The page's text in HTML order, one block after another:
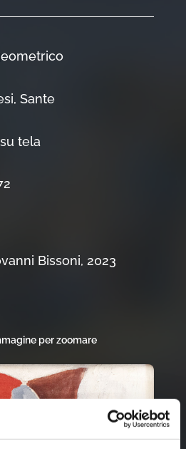
Sante
tela
Bissoni, 2023
per zoomare